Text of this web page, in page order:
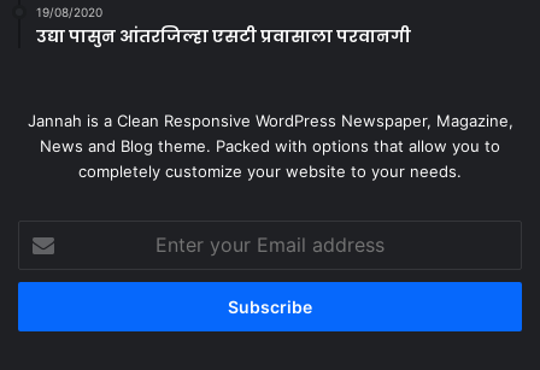
19/08/2020
उद्या पासुन आंतरजिल्हा एसटी प्रवासाला परवानगी
Jannah is a Clean Responsive WordPress Newspaper, Magazine,
News and Blog theme. Packed with options that allow you to
completely customize your website to your needs.
your
Email